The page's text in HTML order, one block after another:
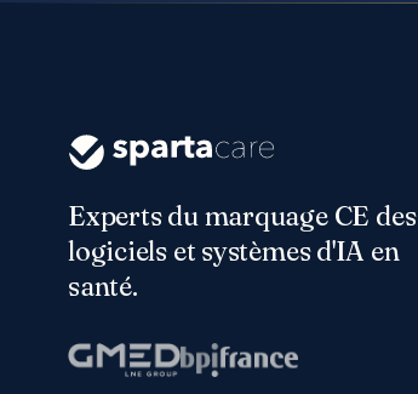
Experts du marquage CE des
logiciels et systèmes d'IA en
santé.